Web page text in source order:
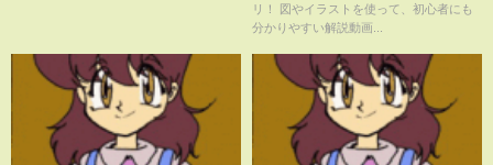
リ！ 図やイラストを使って、初心者にも
分かりやすい解説動画...